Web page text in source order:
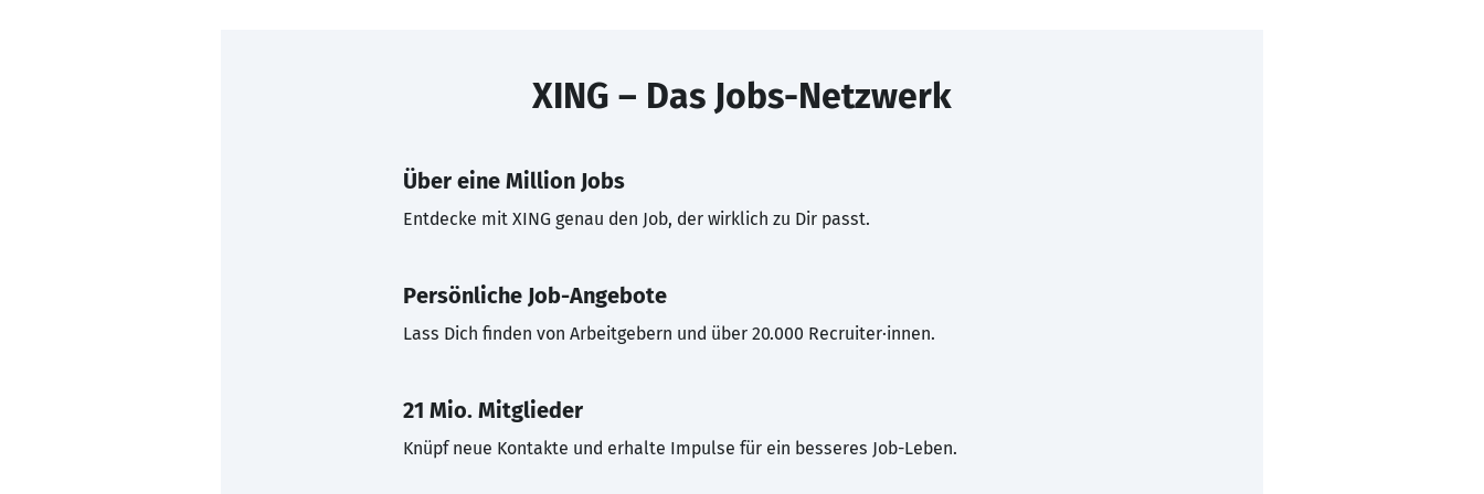
XING – Das Jobs-Netzwerk
Über eine Million Jobs
Entdecke mit XING genau den Job, der wirklich zu Dir passt.
Persönliche Job-Angebote
Lass Dich finden von Arbeitgebern und über 20.000 Recruiter·innen.
21 Mio. Mitglieder
Knüpf neue Kontakte und erhalte Impulse für ein besseres Job-Leben.